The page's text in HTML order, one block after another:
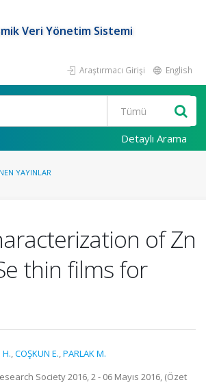
Veri Yönetim Sistemi
Araştırmacı Girişi English
Detaylı Arama
YAYINLAR
of Zn
thin films for
H.,COŞKUN E.,PARLAK M.
Society 2016, 2 - 06 Mayıs 2016, (Özet